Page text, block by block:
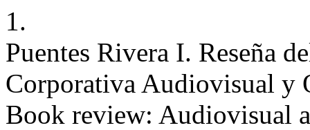
1.
Puentes Rivera I. Reseña
Corporativa Audiovisual y
Book review: Audiovisual